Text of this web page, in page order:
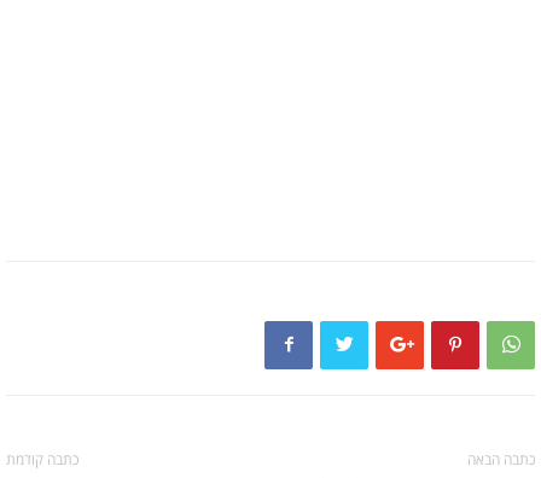
כתבה קודמת כתבה הבאה